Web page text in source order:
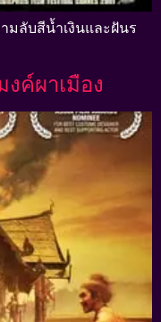
มลับสีน้ำเงินและฝันร
ค์ผาเมือง